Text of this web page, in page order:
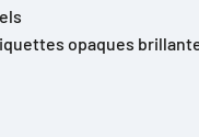
opaques